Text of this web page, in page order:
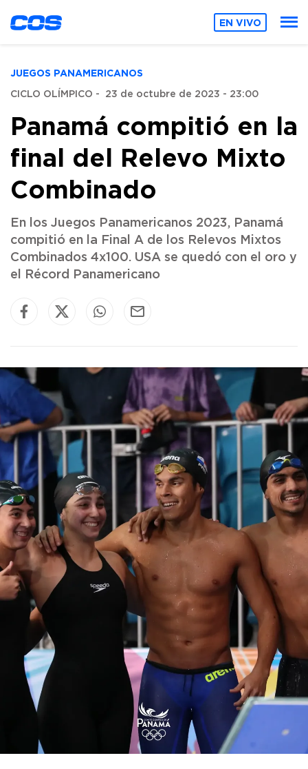
EN VIVO
JUEGOS PANAMERICANOS
CICLO OLÍMPICO - 23 de octubre de 2023 - 23:00
Panamá compitió en la
final del Relevo Mixto
Combinado
En los Juegos Panamericanos 2023, Panamá
compitió en la Final A de los Relevos Mixtos
Combinados 4x100. USA se quedó con el oro y
el Récord Panamericano